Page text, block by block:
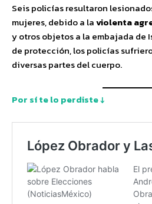
Seis policías resultaron
mujeres, debido a laviolenta
y otros objetos a la embajada de
de protección, los policías
diversas partes del cuerpo.
Por sí te lo perdiste ↓